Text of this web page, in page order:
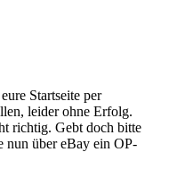
Startseite per
leider ohne Erfolg.
richtig. Gebt doch bitte
nun über eBay ein OP-